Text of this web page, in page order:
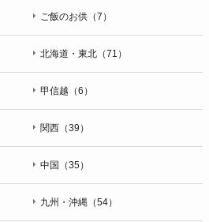
ご飯のお供（7）
北海道・東北（71）
甲信越（6）
関西（39）
中国（35）
九州・沖縄（54）